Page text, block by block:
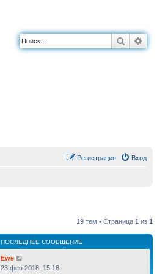
Поиск
Вход
Регистрация
19 тем • Страница 1 из 1
ПОСЛЕДНЕЕ СООБЩЕНИЕ
Ewe
23 фев 2018, 15:18